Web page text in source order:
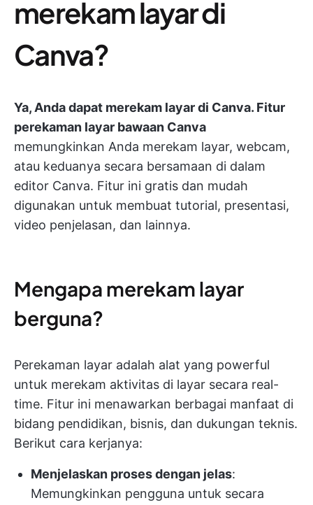
merekam layar di
Canva?
Ya, Anda dapat merekam layar di Canva. Fitur
perekaman layar bawaan Canva
memungkinkan Anda merekam layar, webcam,
atau keduanya secara bersamaan di dalam
editor Canva. Fitur ini gratis dan mudah
digunakan untuk membuat tutorial, presentasi,
video penjelasan, dan lainnya.
Mengapa merekam layar
berguna?
Perekaman layar adalah alat yang powerful
untuk merekam aktivitas di layar secara real-
time. Fitur ini menawarkan berbagai manfaat di
bidang pendidikan, bisnis, dan dukungan teknis.
Berikut cara kerjanya:
Menjelaskan proses dengan jelas:
Memungkinkan pengguna untuk secara